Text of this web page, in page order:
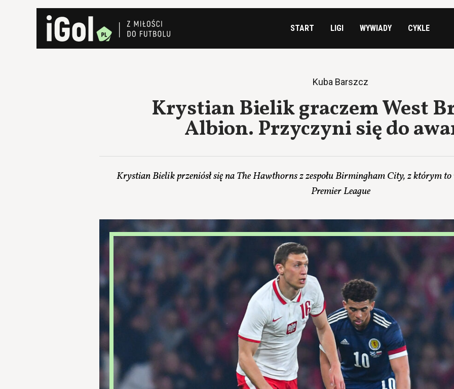
START LIGI WYWIADY CYKLE
Kuba Barszcz
Krystian Bielik graczem West
Albion. Przyczyni się do
Krystian Bielik przeniósł się na The Hawthorns z zespołu Birmingham City, z którym to
Premier League